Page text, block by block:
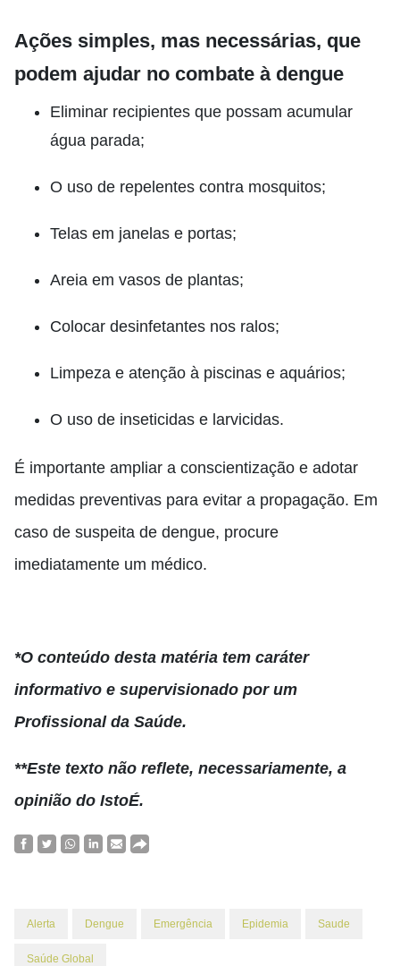
Ações simples, mas necessárias, que
podem ajudar no combate à dengue
Eliminar recipientes que possam acumular
água parada;
O uso de repelentes contra mosquitos;
Telas em janelas e portas;
Areia em vasos de plantas;
Colocar desinfetantes nos ralos;
Limpeza e atenção à piscinas e aquários;
O uso de inseticidas e larvicidas.
É importante ampliar a conscientização e adotar
medidas preventivas para evitar a propagação. Em
caso de suspeita de dengue, procure
imediatamente um médico.
*O conteúdo desta matéria tem caráter
informativo e supervisionado por um
Profissional da Saúde.
**Este texto não reflete, necessariamente, a
opinião do IstoÉ.
Alerta Dengue Emergência Epidemia Saude
Saúde Global